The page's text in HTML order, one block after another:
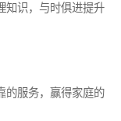
知识，与时俱进提升
的服务，赢得家庭的